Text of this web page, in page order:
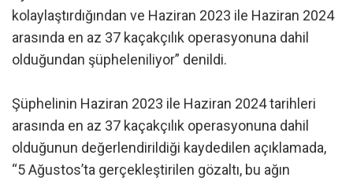
kolaylaştırdığından ve Haziran 2023 ile Haziran 2024
arasında en az 37 kaçakçılık operasyonuna dahil
olduğundan şüpheleniliyor” denildi.
Şüphelinin Haziran 2023 ile Haziran 2024 tarihleri
arasında en az 37 kaçakçılık operasyonuna dahil
olduğunun değerlendirildiği kaydedilen açıklamada,
“5 Ağustos’ta gerçekleştirilen gözaltı, bu ağın